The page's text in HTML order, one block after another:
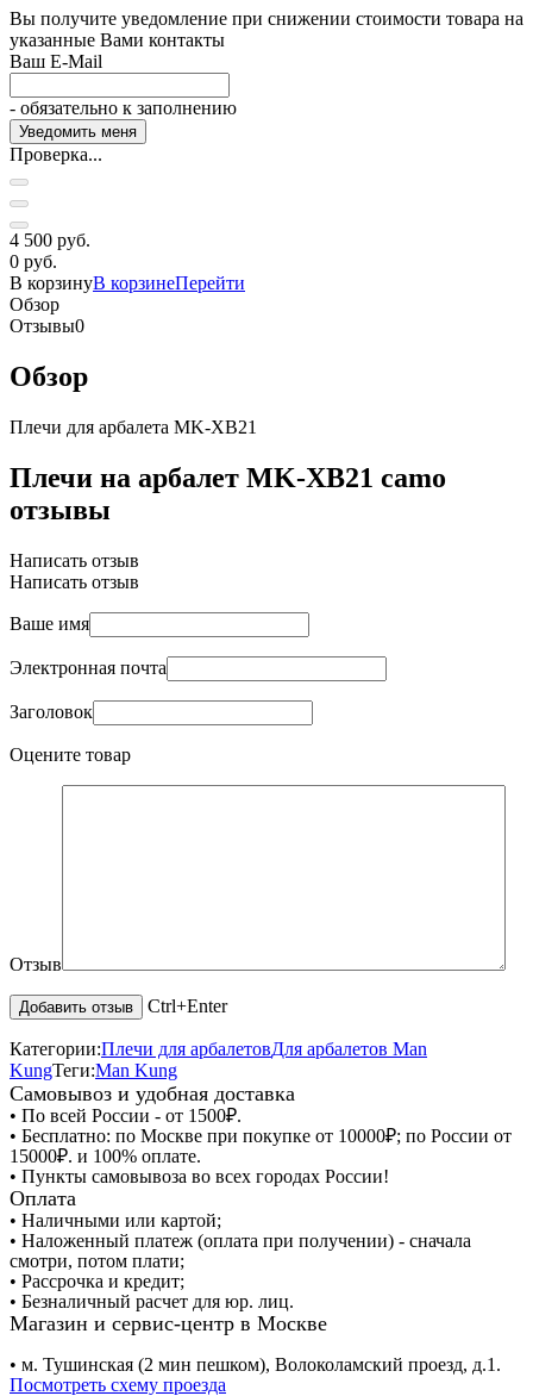
Вы получите уведомление при снижении стоимости товара на
указанные Вами контакты
Ваш E-Mail
- обязательно к заполнению
Проверка...
4 500 руб.
0 руб.
В корзинуВ корзинеПерейти
Обзор
Отзывы0
Обзор
Плечи для арбалета MK-XB21
Плечи на арбалет MK-XB21 camo
отзывы
Написать отзыв
Написать отзыв
Ваше имя
Электронная почта
Заголовок
Оцените товар
Отзыв
Ctrl+Enter
Категории:Плечи для арбалетовДля арбалетов Man
KungТеги:Man Kung
Самовывоз и удобная доставка
• По всей России - от 1500₽.
• Бесплатно: по Москве при покупке от 10000₽; по России от
15000₽. и 100% оплате.
• Пункты самовывоза во всех городах России!
Оплата
• Наличными или картой;
• Наложенный платеж (оплата при получении) - сначала
смотри, потом плати;
• Рассрочка и кредит;
• Безналичный расчет для юр. лиц.
Магазин и сервис-центр в Москве
• м. Тушинская (2 мин пешком), Волоколамский проезд, д.1.
Посмотреть схему проезда